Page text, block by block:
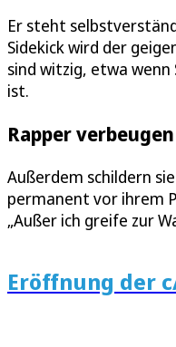
Er steht
Sidekick wird der
sind witzig, etwa wenn
ist.
Rapper
Außerdem schildern
permanent vor ihrem
„Außer ich greife zur
Eröffnung der